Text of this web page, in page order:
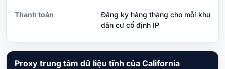
Thanh toán
Đăng ký hàng tháng cho mỗi khu
dân cư cố định IP
Proxy trung tâm dữ liệu tĩnh của California